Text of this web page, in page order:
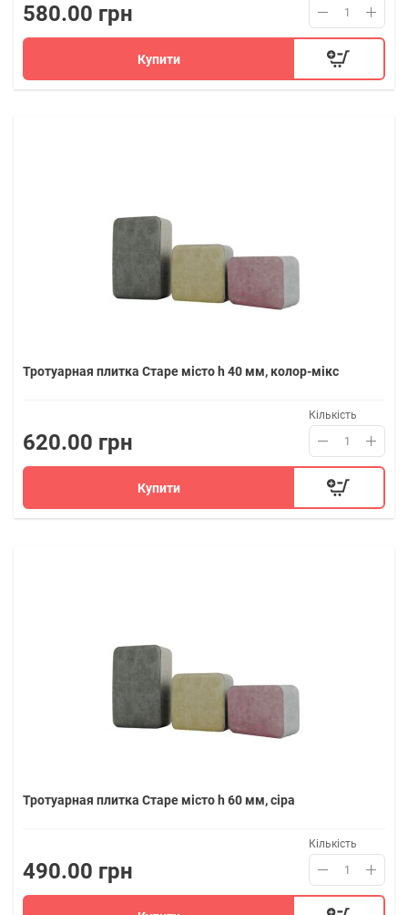
580.00 грн
Купити
Тротуарная плитка Старе місто h 40 мм, колор-мікс
620.00 грн
Кількість
Купити
Тротуарная плитка Старе місто h 60 мм, сіра
490.00 грн
Кількість